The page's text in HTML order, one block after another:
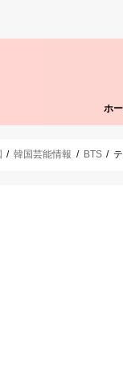
ホ
韓国芸能情報 BTS